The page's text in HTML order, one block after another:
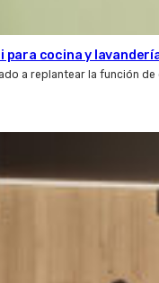
para cocina y
a replantear la función